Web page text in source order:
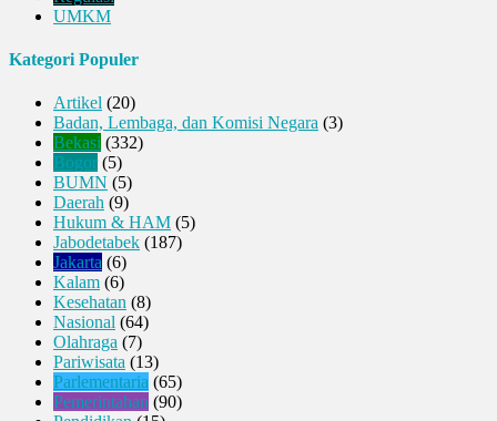
UMKM
Kategori Populer
Artikel (20)
Badan, Lembaga, dan Komisi Negara (3)
Bekasi (332)
Bogor(5)
BUMN (5)
Daerah (9)
Hukum & HAM (5)
Jabodetabek (187)
Jakarta (6)
Kalam (6)
Kesehatan (8)
Nasional (64)
Olahraga (7)
Pariwisata (13)
Parlementaria (65)
Pemerintahan (90)